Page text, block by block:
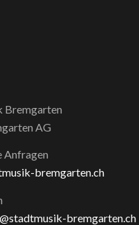
Bremgarten
AG
Anfragen
bremgarten.ch
bremgarten.ch